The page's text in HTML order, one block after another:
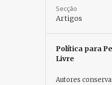
Secção
Artigos
Política para
Livre
Autores